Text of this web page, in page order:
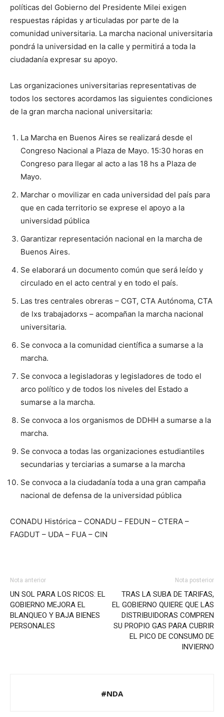
políticas del Gobierno del Presidente Milei exigen
respuestas rápidas y articuladas por parte de la
comunidad universitaria. La marcha nacional universitaria
pondrá la universidad en la calle y permitirá a toda la
ciudadanía expresar su apoyo.
Las organizaciones universitarias representativas de
todos los sectores acordamos las siguientes condiciones
de la gran marcha nacional universitaria:
La Marcha en Buenos Aires se realizará desde el
Congreso Nacional a Plaza de Mayo. 15:30 horas en
Congreso para llegar al acto a las 18 hs a Plaza de
Mayo.
Marchar o movilizar en cada universidad del país para
que en cada territorio se exprese el apoyo a la
universidad pública
Garantizar representación nacional en la marcha de
Buenos Aires.
Se elaborará un documento común que será leído y
circulado en el acto central y en todo el país.
Las tres centrales obreras – CGT, CTA Autónoma, CTA
de lxs trabajadorxs – acompañan la marcha nacional
universitaria.
Se convoca a la comunidad científica a sumarse a la
marcha.
Se convoca a legisladoras y legisladores de todo el
arco político y de todos los niveles del Estado a
sumarse a la marcha.
Se convoca a los organismos de DDHH a sumarse a la
marcha.
Se convoca a todas las organizaciones estudiantiles
secundarias y terciarias a sumarse a la marcha
Se convoca a la ciudadanía toda a una gran campaña
nacional de defensa de la universidad pública
CONADU Histórica – CONADU – FEDUN – CTERA –
FAGDUT – UDA – FUA – CIN
Nota anterior
UN SOL PARA LOS RICOS: EL
GOBIERNO MEJORA EL
BLANQUEO Y BAJA BIENES
PERSONALES
Nota posterior
TRAS LA SUBA DE TARIFAS,
EL GOBIERNO QUIERE QUE LAS
DISTRIBUIDORAS COMPREN
SU PROPIO GAS PARA CUBRIR
EL PICO DE CONSUMO DE
INVIERNO
#NDA